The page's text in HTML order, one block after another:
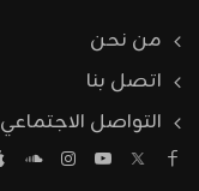
من نحن
اتصل بنا
التواصل الاجتماعي